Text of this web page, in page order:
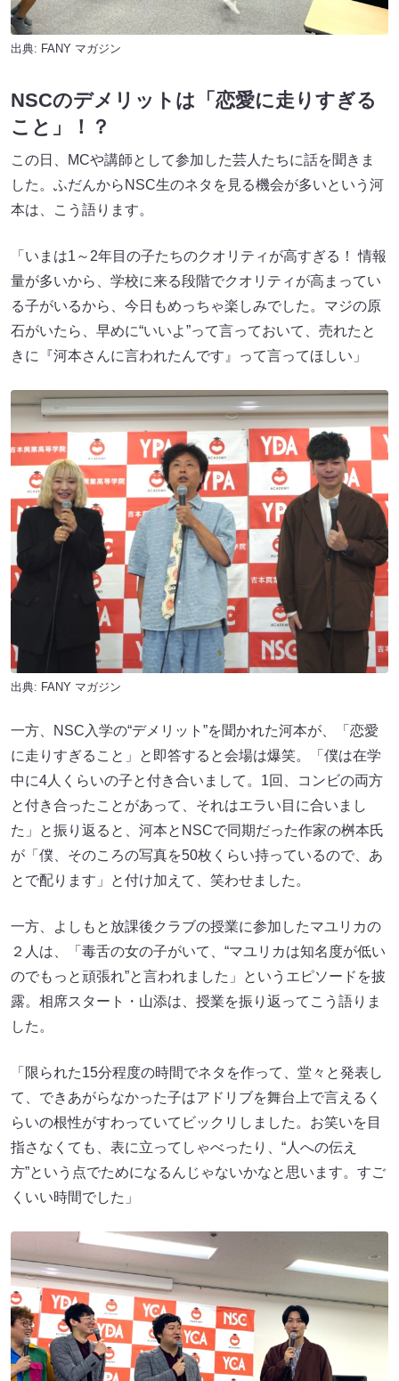
出典: FANY マガジン
NSCのデメリットは「恋愛に走りすぎる
こと」！？
この日、MCや講師として参加した芸人たちに話を聞きま
した。ふだんからNSC生のネタを見る機会が多いという河
本は、こう語ります。
「いまは1～2年目の子たちのクオリティが高すぎる！ 情報
量が多いから、学校に来る段階でクオリティが高まってい
る子がいるから、今日もめっちゃ楽しみでした。マジの原
石がいたら、早めに“いいよ”って言っておいて、売れたと
きに『河本さんに言われたんです』って言ってほしい」
出典: FANY マガジン
一方、NSC入学の“デメリット”を聞かれた河本が、「恋愛
に走りすぎること」と即答すると会場は爆笑。「僕は在学
中に4人くらいの子と付き合いまして。1回、コンビの両方
と付き合ったことがあって、それはエラい目に合いまし
た」と振り返ると、河本とNSCで同期だった作家の桝本氏
が「僕、そのころの写真を50枚くらい持っているので、あ
とで配ります」と付け加えて、笑わせました。
一方、よしもと放課後クラブの授業に参加したマユリカの
２人は、「毒舌の女の子がいて、“マユリカは知名度が低い
のでもっと頑張れ”と言われました」というエピソードを披
露。相席スタート・山添は、授業を振り返ってこう語りま
した。
「限られた15分程度の時間でネタを作って、堂々と発表し
て、できあがらなかった子はアドリブを舞台上で言えるく
らいの根性がすわっていてビックリしました。お笑いを目
指さなくても、表に立ってしゃべったり、“人への伝え
方”という点でためになるんじゃないかなと思います。すご
くいい時間でした」